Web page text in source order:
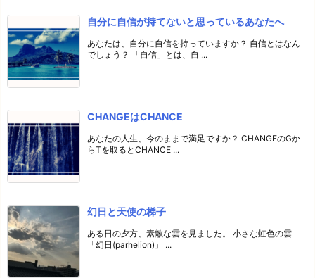
自分に自信が持てないと思っているあなたへ
あなたは、自分に自信を持っていますか？ 自信とはなん
でしょう？ 「自信」とは、自 ...
CHANGEはCHANCE
あなたの人生、今のままで満足ですか？ CHANGEのGか
らTを取るとCHANCE ...
幻日と天使の梯子
ある日の夕方、素敵な雲を見ました。 小さな虹色の雲
「幻日(parhelion)」 ...